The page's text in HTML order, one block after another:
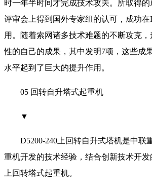
时一年半时间才完成技术攻关。所取得
评审会上得到国外专家组的认可，成功在
用。随着索网诸多技术难题的不断攻克
性的自己的成果，其中发明7项，这些成
水平起到了巨大的提升作用。
05 回转自升塔式起重机
▼
D5200-240上回转自升式塔机是中联
重机开发的技术经验，结合创新技术开
上回转塔式起重机。